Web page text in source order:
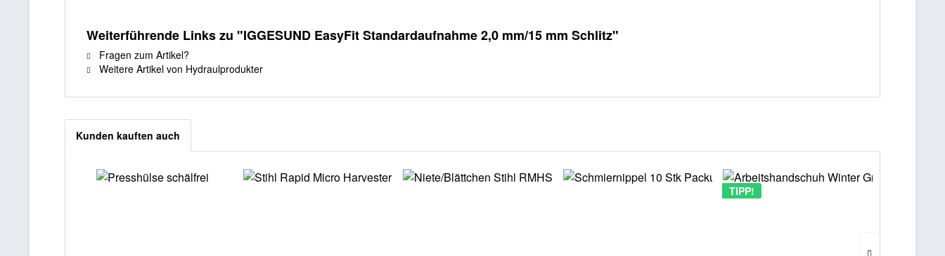
Weiterführende Links zu "IGGESUND EasyFit Standardaufnahme 2,0 mm/15 mm Schlitz"
Fragen zum Artikel?
Weitere Artikel von Hydraulprodukter
Kunden kauften auch
TIPP!